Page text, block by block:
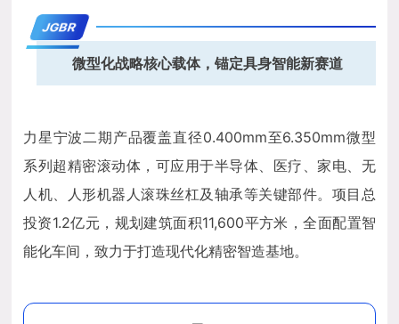
JGBR
微型化战略核心载体，锚定具身智能新赛道
力星宁波二期产品覆盖直径0.400mm至6.350mm微型
系列超精密滚动体 ，可应用于半导体、医疗、家电、无
人机、人形机器人滚珠丝杠及轴承等关键部件。项目总
投资1.2亿元，规划建筑面积11,600平方米，全面配置智
能化车间，致力于打造现代化精密智造基地。